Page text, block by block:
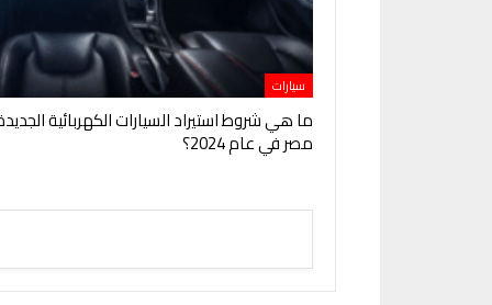
سيارات
ما هي شروط استيراد السيارات الكهربائية
مصر في عام 2024؟